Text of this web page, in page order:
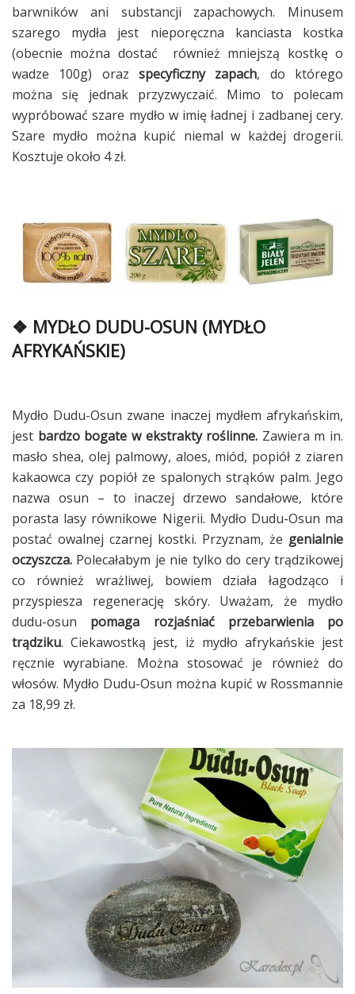
barwników ani substancji zapachowych. Minusem
szarego mydła jest nieporęczna kanciasta kostka
(obecnie można dostać również mniejszą kostkę o
wadze 100g) oraz specyficzny zapach, do którego
można się jednak przyzwyczaić. Mimo to polecam
wypróbować szare mydło w imię ładnej i zadbanej cery.
Szare mydło można kupić niemal w każdej drogerii.
Kosztuje około 4 zł.
❖ MYDŁO DUDU-OSUN (MYDŁO
AFRYKAŃSKIE)
Mydło Dudu-Osun zwane inaczej mydłem afrykańskim,
jest bardzo bogate w ekstrakty roślinne. Zawiera m in.
masło shea, olej palmowy, aloes, miód, popiół z ziaren
kakaowca czy popiół ze spalonych strąków palm. Jego
nazwa osun – to inaczej drzewo sandałowe, które
porasta lasy równikowe Nigerii. Mydło Dudu-Osun ma
postać owalnej czarnej kostki. Przyznam, że genialnie
oczyszcza. Polecałabym je nie tylko do cery trądzikowej
co również wrażliwej, bowiem działa łagodząco i
przyspiesza regenerację skóry. Uważam, że mydło
dudu-osun pomaga rozjaśniać przebarwienia po
trądziku. Ciekawostką jest, iż mydło afrykańskie jest
ręcznie wyrabiane. Można stosować je również do
włosów. Mydło Dudu-Osun można kupić w Rossmannie
za 18,99 zł.